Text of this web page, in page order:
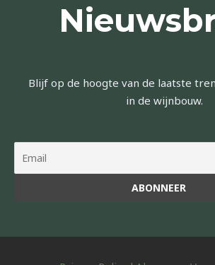
Blijf op de hoogte van de laatste
in de wijnbouw.